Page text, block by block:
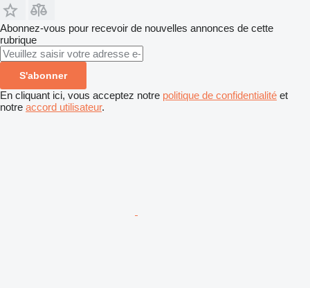
Abonnez-vous pour recevoir de nouvelles annonces de cette
rubrique
S'abonner
En cliquant ici, vous acceptez notre politique de confidentialité et
notre accord utilisateur.